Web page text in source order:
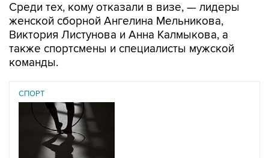
Среди тех, кому отказали в визе, — лидеры
женской сборной Ангелина Мельникова,
Виктория Листунова и Анна Калмыкова, а
также спортсмены и специалисты мужской
команды.
СПОРТ